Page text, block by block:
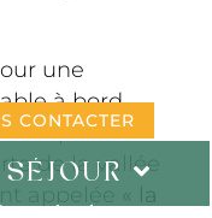
CONTACTER
une
à bord
un peu de
de la vallée
appelée
« la